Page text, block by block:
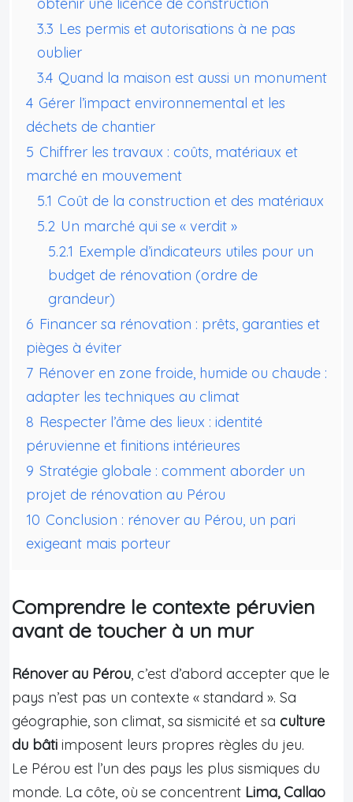
3.3 Les permis et autorisations à ne pas
oublier
3.4 Quand la maison est aussi un monument
4 Gérer l’impact environnemental et les
déchets de chantier
5 Chiffrer les travaux : coûts, matériaux et
marché en mouvement
5.1 Coût de la construction et des matériaux
5.2 Un marché qui se « verdit »
5.2.1 Exemple d’indicateurs utiles pour un
budget de rénovation (ordre de
grandeur)
6 Financer sa rénovation : prêts, garanties et
pièges à éviter
7 Rénover en zone froide, humide ou chaude :
adapter les techniques au climat
8 Respecter l’âme des lieux : identité
péruvienne et finitions intérieures
9 Stratégie globale : comment aborder un
projet de rénovation au Pérou
10 Conclusion : rénover au Pérou, un pari
exigeant mais porteur
Comprendre le contexte péruvien
avant de toucher à un mur
Rénover au Pérou, c’est d’abord accepter que le
pays n’est pas un contexte « standard ». Sa
géographie, son climat, sa sismicité et sa culture
du bâti imposent leurs propres règles du jeu.
Le Pérou est l’un des pays les plus sismiques du
monde. La côte, où se concentrent Lima, Callao